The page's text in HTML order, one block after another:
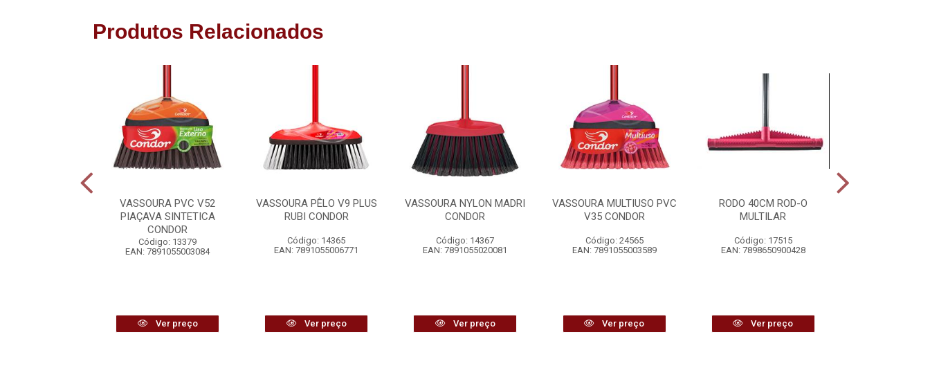
Produtos Relacionados
VASSOURA PVC V52
PIAÇAVA SINTETICA
CONDOR
Código: 13379
EAN: 7891055003084
Ver preço
VASSOURA PÊLO V9 PLUS
RUBI CONDOR
Código: 14365
EAN: 7891055006771
Ver preço
VASSOURA NYLON MADRI
CONDOR
Código: 14367
EAN: 7891055020081
Ver preço
VASSOURA MULTIUSO PVC
V35 CONDOR
Código: 24565
EAN: 7891055003589
Ver preço
RODO 40CM ROD-O
MULTILAR
Código: 17515
EAN: 7898650900428
Ver preço